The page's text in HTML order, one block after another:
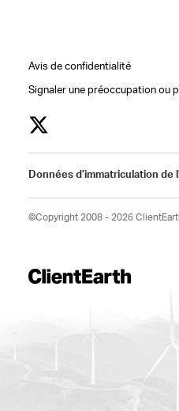
Avis de confidentialité
Signaler une préoccupation ou
Données d’immatriculation de
©Copyright 2008 - 2026